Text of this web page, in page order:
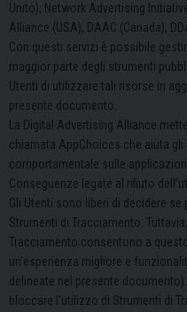
Unito), Network Advertising
Alliance (USA), DAAC (Canada),
Con questi servizi è possibile
maggior parte degli strumenti
Utenti di utilizzare tali risorse in
presente documento.
La Digital Advertising Alliance
chiamata AppChoices che aiuta
comportamentale sulle
Conseguenze legate al rifiuto
Gli Utenti sono liberi di decidere
Strumenti di Tracciamento.
Tracciamento consentono a
un’esperienza migliore e
delineate nel presente
bloccare l’utilizzo di Strumenti di